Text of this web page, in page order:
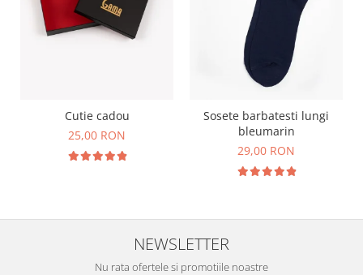
Cutie cadou
25,00 RON
Sosete barbatesti lungi
bleumarin
29,00 RON
NEWSLETTER
Nu rata ofertele si promotiile noastre